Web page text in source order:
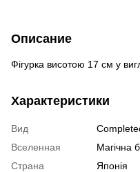
Описание
Фігурка висотою 17 см у
Характеристики
Вид
Вселенная
Магічна
Страна
Японія